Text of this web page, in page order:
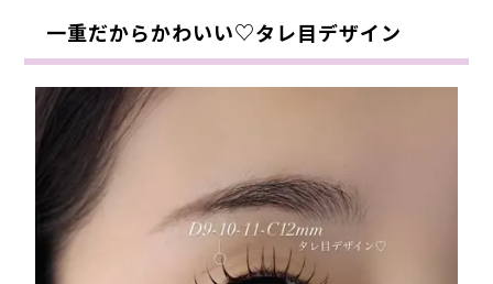
一重だからかわいい♡タレ目デザイン